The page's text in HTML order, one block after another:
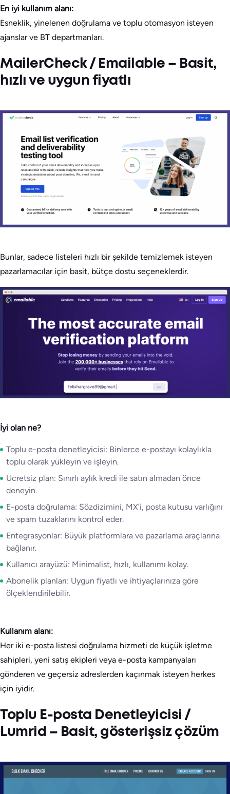
En iyi kullanım alanı:
Esneklik, yinelenen doğrulama ve toplu otomasyon isteyen
ajanslar ve BT departmanları.
MailerCheck / Emailable – Basit,
hızlı ve uygun fiyatlı
Bunlar, sadece listeleri hızlı bir şekilde temizlemek isteyen
pazarlamacılar için basit, bütçe dostu seçeneklerdir.
İyi olan ne?
Toplu e-posta denetleyicisi: Binlerce e-postayı kolaylıkla
toplu olarak yükleyin ve işleyin.
Ücretsiz plan: Sınırlı aylık kredi ile satın almadan önce
deneyin.
E-posta doğrulama: Sözdizimini, MX’i, posta kutusu varlığını
ve spam tuzaklarını kontrol eder.
Entegrasyonlar: Büyük platformlara ve pazarlama araçlarına
bağlanır.
Kullanıcı arayüzü: Minimalist, hızlı, kullanımı kolay.
Abonelik planları: Uygun fiyatlı ve ihtiyaçlarınıza göre
ölçeklendirilebilir.
Kullanım alanı:
Her iki e-posta listesi doğrulama hizmeti de küçük işletme
sahipleri, yeni satış ekipleri veya e-posta kampanyaları
gönderen ve geçersiz adreslerden kaçınmak isteyen herkes
için iyidir.
Toplu E-posta Denetleyicisi /
Lumrid – Basit, gösterişsiz çözüm